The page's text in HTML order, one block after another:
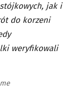
jak i
do korzeni
weryfikowali